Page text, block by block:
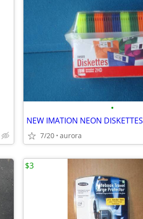
•
NEW IMATION NEON DISKETTES
7/20 aurora
$3